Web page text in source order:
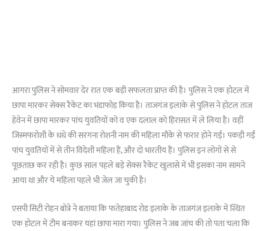
आगरा पुलिस ने सोमवार देर रात एक बड़ी सफलता प्राप्त की है। पुलिस ने एक होटल में
छापा मारकर सेक्स रैकेट का भंडाफोड़ किया है। ताजगंज इलाके से पुलिस ने होटल ताज
हेवेन में छापा मारकर पांच युवतियों को व एक दलाल को हिरासत में ले लिया है। वहीं
जिस्मफरोशी के धंधे की सरगना रोशनी नाम की महिला मौके से फरार होने गई। पकड़ी गईं
पांच युवतियों में से तीन विदेशी महिला हैं, और दो भारतीय हैं। पुलिस इन लोगों से से
पूछताछ कर रही है। कुछ साल पहले बड़े सेक्स रैकेट खुलासे में भी इसका नाम सामने
आया था और ये महिला पहले भी जेल जा चुकी है।
एसपी सिटी रोहन बोत्रे ने बताया कि फतेहाबाद रोड इलाके के ताजगंज इलाके में स्थित
एक होटल में टीम बनाकर यहां छापा मारा गया। पुलिस ने जब जांच की तो पता चला कि